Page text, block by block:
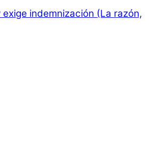
indemnización (La razón,